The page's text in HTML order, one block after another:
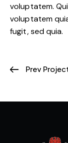
voluptatem.
voluptatem
fugit, sed quia.
Prev